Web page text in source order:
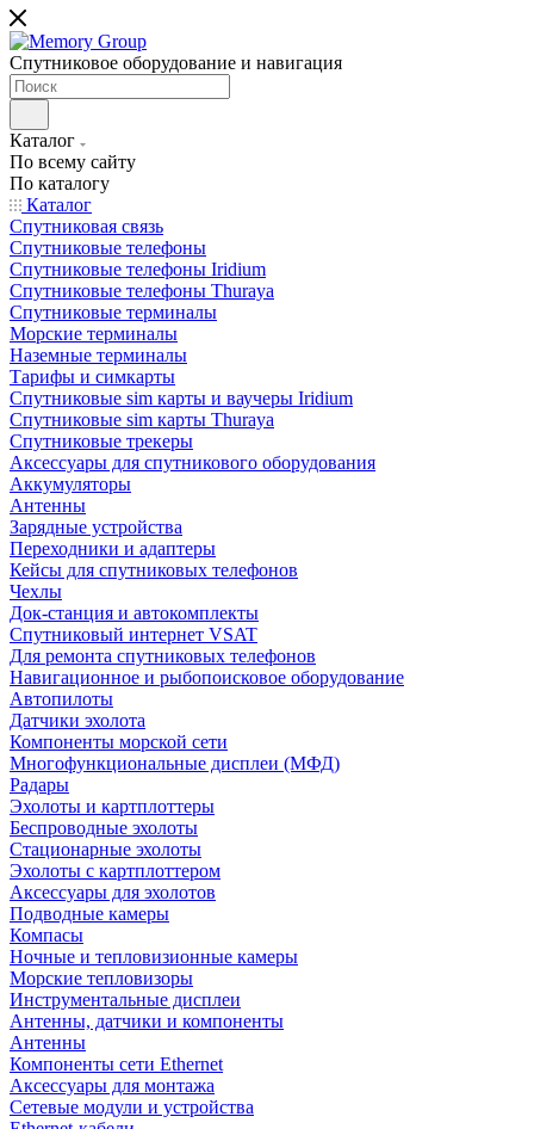
Спутниковое оборудование и навигация
Каталог
По всему сайту
По каталогу
Каталог
Спутниковая связь
Спутниковые телефоны
Спутниковые телефоны Iridium
Спутниковые телефоны Thuraya
Спутниковые терминалы
Морские терминалы
Наземные терминалы
Тарифы и симкарты
Спутниковые sim карты и ваучеры Iridium
Спутниковые sim карты Thuraya
Спутниковые трекеры
Аксессуары для спутникового оборудования
Аккумуляторы
Антенны
Зарядные устройства
Переходники и адаптеры
Кейсы для спутниковых телефонов
Чехлы
Док-станция и автокомплекты
Спутниковый интернет VSAT
Для ремонта спутниковых телефонов
Навигационное и рыбопоисковое оборудование
Автопилоты
Датчики эхолота
Компоненты морской сети
Многофункциональные дисплеи (МФД)
Радары
Эхолоты и картплоттеры
Беспроводные эхолоты
Стационарные эхолоты
Эхолоты с картплоттером
Аксессуары для эхолотов
Подводные камеры
Компасы
Ночные и тепловизионные камеры
Морские тепловизоры
Инструментальные дисплеи
Антенны, датчики и компоненты
Антенны
Компоненты сети Ethernet
Аксессуары для монтажа
Сетевые модули и устройства